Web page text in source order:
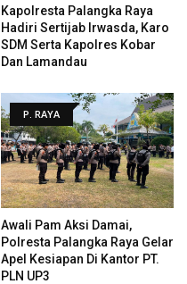
Kapolresta Palangka Raya
Hadiri Sertijab Irwasda, Karo
SDM Serta Kapolres Kobar
Dan Lamandau
P. RAYA
Awali Pam Aksi Damai,
Polresta Palangka Raya Gelar
Apel Kesiapan Di Kantor PT.
PLN UP3